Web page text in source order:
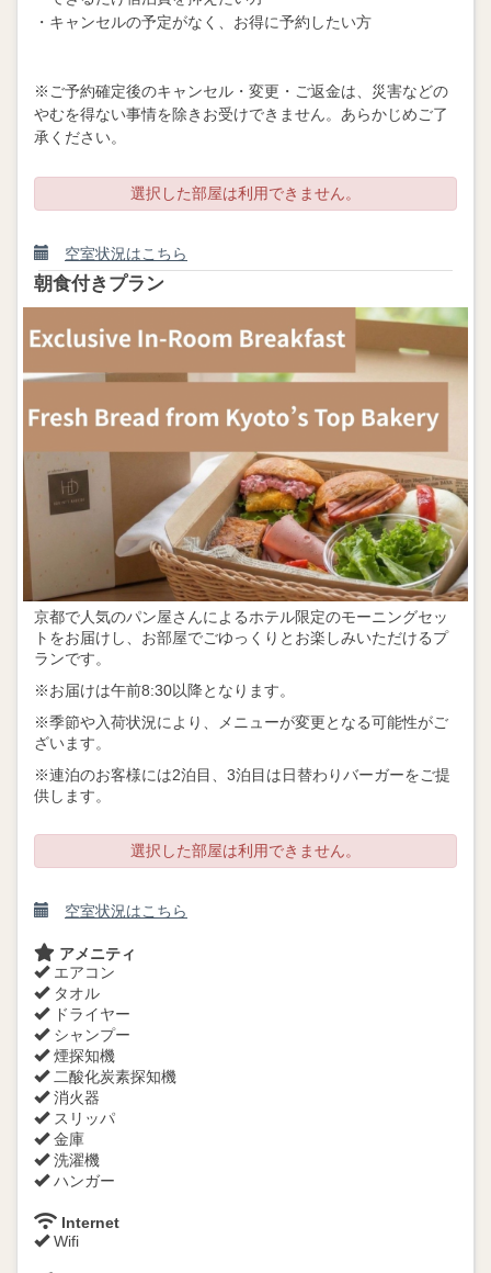
・キャンセルの予定がなく、お得に予約したい方
※ご予約確定後のキャンセル・変更・ご返金は、災害などの
やむを得ない事情を除きお受けできません。あらかじめご了
承ください。
選択した部屋は利用できません。
空室状況はこちら
朝食付きプラン
京都で人気のパン屋さんによるホテル限定のモーニングセッ
トをお届けし、お部屋でごゆっくりとお楽しみいただけるプ
ランです。
※お届けは午前8:30以降となります。
※季節や入荷状況により、メニューが変更となる可能性がご
ざいます。
※連泊のお客様には2泊目、3泊目は日替わりバーガーをご提
供します。
選択した部屋は利用できません。
空室状況はこちら
アメニティ
エアコン
タオル
ドライヤー
シャンプー
煙探知機
二酸化炭素探知機
消火器
スリッパ
金庫
洗濯機
ハンガー
Internet
Wifi